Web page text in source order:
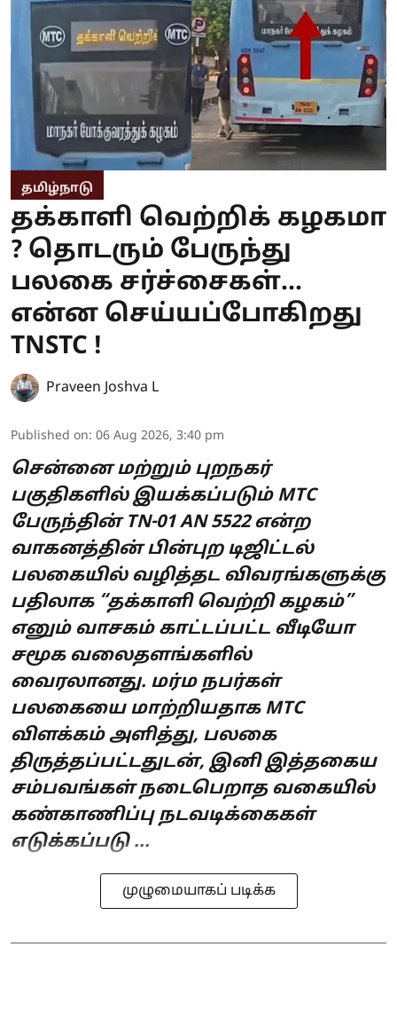
தமிழ்நாடு
தக்காளி வெற்றிக் கழகமா
? தொடரும் பேருந்து
பலகை சர்ச்சைகள்...
என்ன செய்யப்போகிறது
TNSTC !
Praveen Joshva L
Published on: 06 Aug 2026, 3:40 pm
சென்னை மற்றும் புறநகர்
பகுதிகளில் இயக்கப்படும் MTC
பேருந்தின் TN-01 AN 5522 என்ற
வாகனத்தின் பின்புற டிஜிட்டல்
பலகையில் வழித்தட விவரங்களுக்கு
பதிலாக “தக்காளி வெற்றி கழகம்”
எனும் வாசகம் காட்டப்பட்ட வீடியோ
சமூக வலைதளங்களில்
வைரலானது. மர்ம நபர்கள்
பலகையை மாற்றியதாக MTC
விளக்கம் அளித்து, பலகை
திருத்தப்பட்டதுடன், இனி இத்தகைய
சம்பவங்கள் நடைபெறாத வகையில்
கண்காணிப்பு நடவடிக்கைகள்
எடுக்கப்படு ...
முழுமையாகப் படிக்க